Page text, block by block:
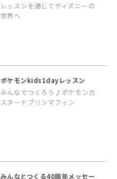
レッスンを通じてディズニーの
世界へ
ポケモンkids1dayレッスン
みんなでつくろう♪ポケモンカ
スタードプリンマフィン
みんなとつくる40周年メッセー